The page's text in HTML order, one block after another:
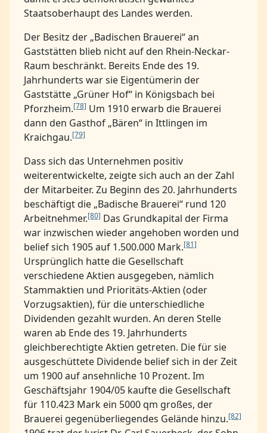
Staatsoberhaupt des Landes werden.
Der Besitz der „Badischen Brauerei“ an
Gaststätten blieb nicht auf den Rhein-Neckar-
Raum beschränkt. Bereits Ende des 19.
Jahrhunderts war sie Eigentümerin der
Gaststätte „Grüner Hof“ in Königsbach bei
Pforzheim.[78] Um 1910 erwarb die Brauerei
dann den Gasthof „Bären“ in Ittlingen im
Kraichgau.[79]
Dass sich das Unternehmen positiv
weiterentwickelte, zeigte sich auch an der Zahl
der Mitarbeiter. Zu Beginn des 20. Jahrhunderts
beschäftigt die „Badische Brauerei“ rund 120
Arbeitnehmer.[80] Das Grundkapital der Firma
war inzwischen wieder angehoben worden und
belief sich 1905 auf 1.500.000 Mark.[81]
Ursprünglich hatte die Gesellschaft
verschiedene Aktien ausgegeben, nämlich
Stammaktien und Prioritäts-Aktien (oder
Vorzugsaktien), für die unterschiedliche
Dividenden gezahlt wurden. An deren Stelle
waren ab Ende des 19. Jahrhunderts
gleichberechtigte Aktien getreten. Die für sie
ausgeschüttete Dividende belief sich in der Zeit
um 1900 auf ansehnliche 10 Prozent. Im
Geschäftsjahr 1904/05 kaufte die Gesellschaft
für 110.423 Mark ein 5000 qm großes, der
Brauerei gegenüberliegendes Gelände hinzu.[82]